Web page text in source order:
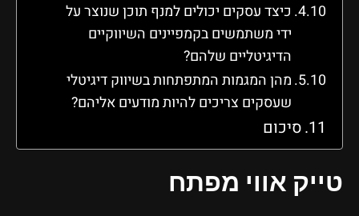
כיצד עסקים יכולים למנף תוכן שנוצר על
ידי משתמשים בקמפיינים השיווקיים
הדיגיטליים שלהם?
מהן המגמות המתפתחות בשיווק דיגיטלי
שעסקים צריכים להיות מודעים אליהם?
סיכום
טייק אווי מפתח